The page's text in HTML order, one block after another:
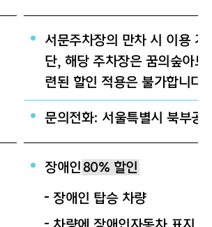
서문주차장의 만차 시 이용
단, 해당 주차장은 꿈의숲아
련된 할인 적용은 불가합니다.
문의전화: 서울특별시 북부
장애인 80% 할인
장애인 탑승 차량